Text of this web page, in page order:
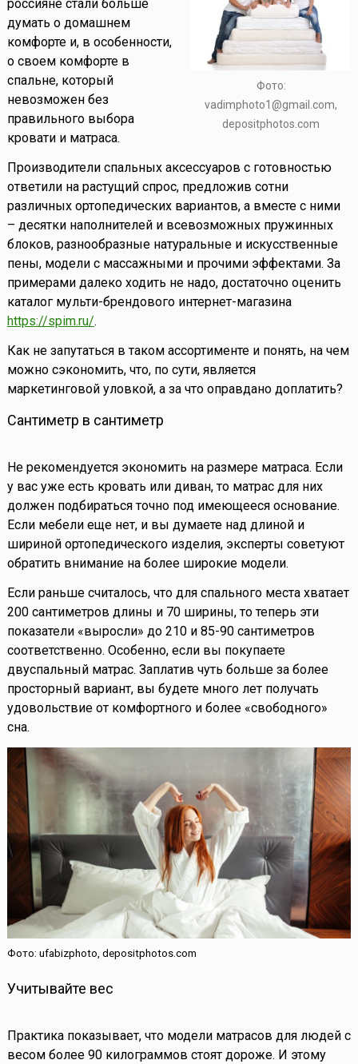
Фото:
vadimphoto1@gmail.com,
depositphotos.com
россияне стали больше
думать о домашнем
комфорте и, в особенности,
о своем комфорте в
спальне, который
невозможен без
правильного выбора
кровати и матраса.
Производители спальных аксессуаров с готовностью
ответили на растущий спрос, предложив сотни
различных ортопедических вариантов, а вместе с ними
– десятки наполнителей и всевозможных пружинных
блоков, разнообразные натуральные и искусственные
пены, модели с массажными и прочими эффектами. За
примерами далеко ходить не надо, достаточно оценить
каталог мульти-брендового интернет-магазина
https://spim.ru/.
Как не запутаться в таком ассортименте и понять, на чем
можно сэкономить, что, по сути, является
маркетинговой уловкой, а за что оправдано доплатить?
Сантиметр в сантиметр
Не рекомендуется экономить на размере матраса. Если
у вас уже есть кровать или диван, то матрас для них
должен подбираться точно под имеющееся основание.
Если мебели еще нет, и вы думаете над длиной и
шириной ортопедического изделия, эксперты советуют
обратить внимание на более широкие модели.
Если раньше считалось, что для спального места хватает
200 сантиметров длины и 70 ширины, то теперь эти
показатели «выросли» до 210 и 85-90 сантиметров
соответственно. Особенно, если вы покупаете
двуспальный матрас. Заплатив чуть больше за более
просторный вариант, вы будете много лет получать
удовольствие от комфортного и более «свободного»
сна.
Фото: ufabizphoto, depositphotos.com
Учитывайте вес
Практика показывает, что модели матрасов для людей с
весом более 90 килограммов стоят дороже. И этому